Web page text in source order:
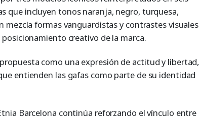
que incluyen tonos naranja, negro, turquesa,
mezcla formas vanguardistas y contrastes visuales
creativo de la marca.
como una expresión de actitud y libertad,
entienden las gafas como parte de su identidad
Barcelona continúa reforzando el vínculo entre